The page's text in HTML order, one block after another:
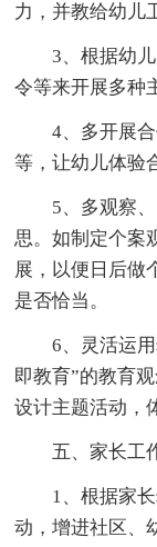
力，并教给幼儿
3、根据幼
令等来开展多种
4、多开展
等，让幼儿体验
5、多观察
思。如制定个案
展，以便日后做
是否恰当。
6、灵活运
即教育”的教育
设计主题活动，
五、家长工
1、根据家
动，增进社区、